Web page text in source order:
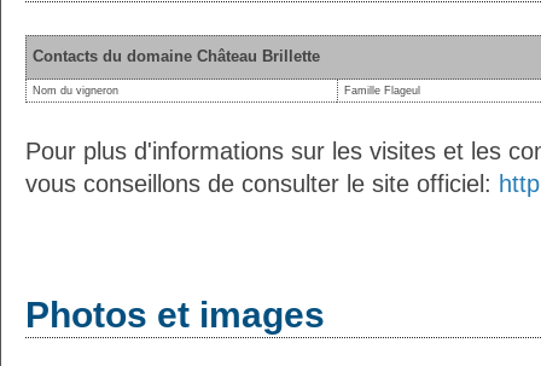
Contacts du domaine Château Brillette
Nom du vigneron Famille Flageul
Pour plus d'informations sur les visites et les
vous conseillons de consulter le site officiel:
Photos et images